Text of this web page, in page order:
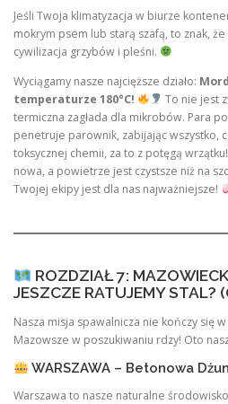
Jeśli Twoja klimatyzacja w biurze
mokrym psem lub starą szafą, to znak,
cywilizacja grzybów i pleśni.
Wyciągamy nasze najcięższe działo:
temperaturze 180°C!
To nie jest
termiczna zagłada dla mikrobów. Para
penetruje parownik, zabijając wszystko,
toksycznej chemii, za to z potęgą
nowa, a powietrze jest czystsze niż na
Twojej ekipy jest dla nas najważniejsze!
ROZDZIAŁ 7:
JESZCZE RATUJEMY STAL?
Nasza misja spawalnicza nie kończy się
Mazowsze w poszukiwaniu rdzy! Oto
WARSZAWA – Betonowa
Warszawa to nasze naturalne